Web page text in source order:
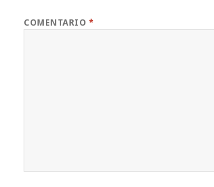
COMENTARIO *